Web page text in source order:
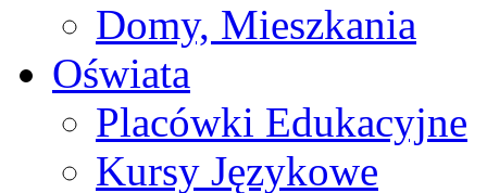
Domy, Mieszkania
Oświata
Placówki Edukacyjne
Kursy Językowe